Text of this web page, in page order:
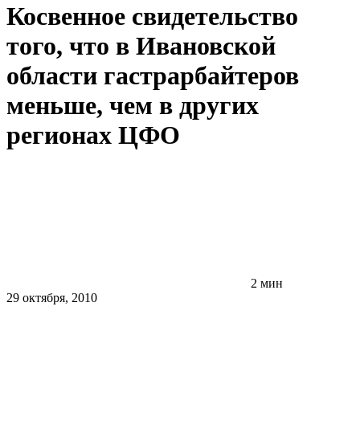
Косвенное свидетельство
того, что в Ивановской
области гастрарбайтеров
меньше, чем в других
регионах ЦФО
2 мин
29 октября, 2010